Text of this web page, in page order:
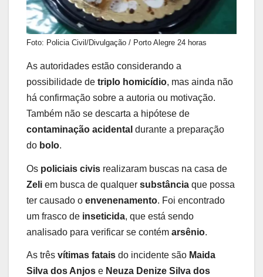
Foto: Policia Civil/Divulgação / Porto Alegre 24 horas
As autoridades estão considerando a
possibilidade de triplo homicídio, mas ainda não
há confirmação sobre a autoria ou motivação.
Também não se descarta a hipótese de
contaminação acidental durante a preparação
do bolo.
Os policiais civis realizaram buscas na casa de
Zeli em busca de qualquer substância que possa
ter causado o envenenamento. Foi encontrado
um frasco de inseticida, que está sendo
analisado para verificar se contém arsênio.
As três vítimas fatais do incidente são Maida
Silva dos Anjos e Neuza Denize Silva dos